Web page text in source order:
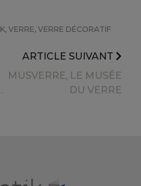
VERRE, VERRE DÉCORATIF
ARTICLE SUIVANT
MUSVERRE, LE MUSÉE
DU VERRE